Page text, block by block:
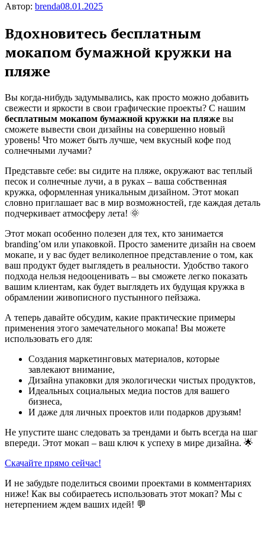
Автор: brenda08.01.2025
Вдохновитесь бесплатным
мокапом бумажной кружки на
пляже
Вы когда-нибудь задумывались, как просто можно добавить
свежести и яркости в свои графические проекты? С нашим
бесплатным мокапом бумажной кружки на пляже вы
сможете вывести свои дизайны на совершенно новый
уровень! Что может быть лучше, чем вкусный кофе под
солнечными лучами?
Представьте себе: вы сидите на пляже, окружают вас теплый
песок и солнечные лучи, а в руках – ваша собственная
кружка, оформленная уникальным дизайном. Этот мокап
словно приглашает вас в мир возможностей, где каждая деталь
подчеркивает атмосферу лета! 🌞
Этот мокап особенно полезен для тех, кто занимается
branding’ом или упаковкой. Просто замените дизайн на своем
мокапе, и у вас будет великолепное представление о том, как
ваш продукт будет выглядеть в реальности. Удобство такого
подхода нельзя недооценивать – вы сможете легко показать
вашим клиентам, как будет выглядеть их будущая кружка в
обрамлении живописного пустынного пейзажа.
А теперь давайте обсудим, какие практические примеры
применения этого замечательного мокапа! Вы можете
использовать его для:
Создания маркетинговых материалов, которые
завлекают внимание,
Дизайна упаковки для экологически чистых продуктов,
Идеальных социальных медиа постов для вашего
бизнеса,
И даже для личных проектов или подарков друзьям!
Не упустите шанс следовать за трендами и быть всегда на шаг
впереди. Этот мокап – ваш ключ к успеху в мире дизайна. 🌟
Скачайте прямо сейчас!
И не забудьте поделиться своими проектами в комментариях
ниже! Как вы собираетесь использовать этот мокап? Мы с
нетерпением ждем ваших идей! 💬